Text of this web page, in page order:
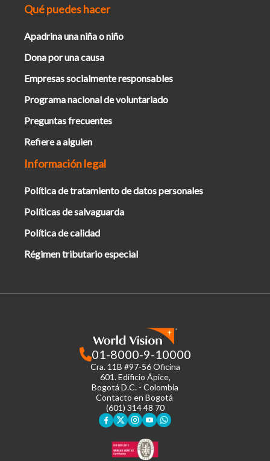
Qué puedes hacer
Apadrina una niña o niño
Dona por una causa
Empresas socialmente responsables
Programa nacional de voluntariado
Preguntas frecuentes
Refiere a alguien
Información legal
Política de tratamiento de datos personales
Políticas de salvaguarda
Política de calidad
Régimen tributario especial
01-8000-9-10000
Cra. 11B #97-56 Oficina
601.Edificio Ápice,
Bogotá D.C. - Colombia
Contacto en Bogotá
(601) 314 48 70